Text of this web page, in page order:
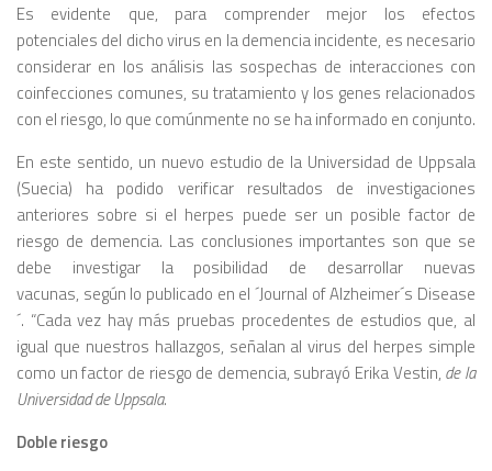
Es evidente que, para comprender mejor los efectos
potenciales del dicho virus en la demencia incidente, es necesario
considerar en los análisis las sospechas de interacciones con
coinfecciones comunes, su tratamiento y los genes relacionados
con el riesgo, lo que comúnmente no se ha informado en conjunto.
En este sentido, un nuevo estudio de la Universidad de Uppsala
(Suecia) ha podido verificar resultados de investigaciones
anteriores sobre si el herpes puede ser un posible factor de
riesgo de demencia. Las conclusiones importantes son que se
debe investigar la posibilidad de desarrollar nuevas
vacunas, según lo publicado en el ´Journal of Alzheimer´s Disease
´. “Cada vez hay más pruebas procedentes de estudios que, al
igual que nuestros hallazgos, señalan al virus del herpes simple
como un factor de riesgo de demencia, subrayó Erika Vestin, de la
Universidad de Uppsala.
Doble riesgo